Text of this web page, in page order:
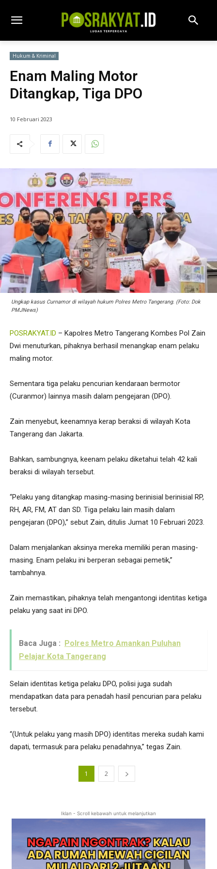
Hukum & Kriminal
Enam Maling Motor
Ditangkap, Tiga DPO
10 Februari 2023
Ungkap kasus Curnamor di wilayah hukum Polres Metro Tangerang. (Foto: Dok
PMJNews)
POSRAKYAT.ID – Kapolres Metro Tangerang Kombes Pol Zain
Dwi menuturkan, pihaknya berhasil menangkap enam pelaku
maling motor.
Sementara tiga pelaku pencurian kendaraan bermotor
(Curanmor) lainnya masih dalam pengejaran (DPO).
Zain menyebut, keenamnya kerap beraksi di wilayah Kota
Tangerang dan Jakarta.
Bahkan, sambungnya, keenam pelaku diketahui telah 42 kali
beraksi di wilayah tersebut.
“Pelaku yang ditangkap masing-masing berinisial berinisial RP,
RH, AR, FM, AT dan SD. Tiga pelaku lain masih dalam
pengejaran (DPO),” sebut Zain, ditulis Jumat 10 Februari 2023.
Dalam menjalankan aksinya mereka memiliki peran masing-
masing. Enam pelaku ini berperan sebagai pemetik,”
tambahnya.
Zain memastikan, pihaknya telah mengantongi identitas ketiga
pelaku yang saat ini DPO.
Baca Juga :
Polres Metro Amankan Puluhan
Pelajar Kota Tangerang
Selain identitas ketiga pelaku DPO, polisi juga sudah
mendapatkan data para penadah hasil pencurian para pelaku
tersebut.
“(Untuk pelaku yang masih DPO) identitas mereka sudah kami
dapati, termasuk para pelaku penadahnya,” tegas Zain.
1 2
Iklan - Scroll kebawah untuk melanjutkan